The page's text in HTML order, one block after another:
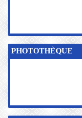
PHOTOTHÈQUE